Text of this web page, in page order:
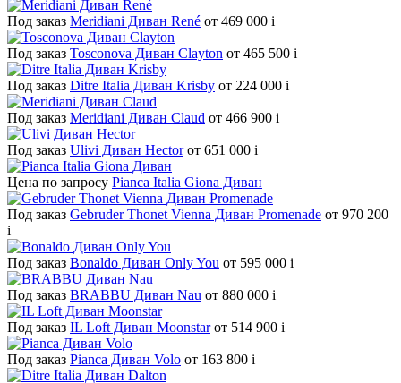
Под заказ Meridiani Диван René от 469 000 i
Под заказ Tosconova Диван Clayton от 465 500 i
Под заказ Ditre Italia Диван Krisby от 224 000 i
Под заказ Meridiani Диван Claud от 466 900 i
Под заказ Ulivi Диван Hector от 651 000 i
Цена по запросу Pianca Italia Giona Диван
Под заказ Gebruder Thonet Vienna Диван Promenade от 970 200
i
Под заказ Bonaldo Диван Only You от 595 000 i
Под заказ BRABBU Диван Nau от 880 000 i
Под заказ IL Loft Диван Moonstar от 514 900 i
Под заказ Pianca Диван Volo от 163 800 i